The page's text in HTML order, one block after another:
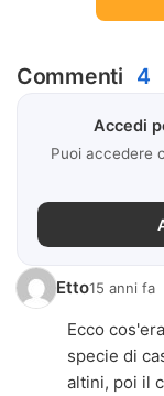
Commenti 4
Accedi
Puoi accedere
Etto15 anni fa
Ecco
specie di
altini, poi il